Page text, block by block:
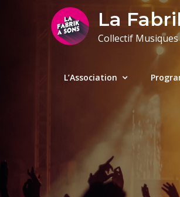
La
Collectif
L’Association